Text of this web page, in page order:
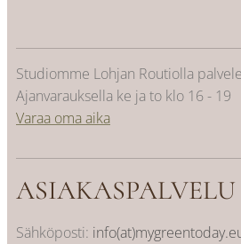
Studiomme Lohjan Routiolla
Ajanvarauksella ke ja to klo 16 - 19
Varaa oma aika
ASIAKASPALVELU
Sähköposti: